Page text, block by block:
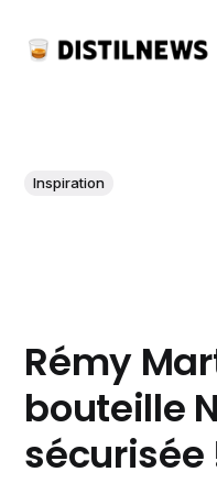
Inspiration
Rémy
bouteille
sécurisée